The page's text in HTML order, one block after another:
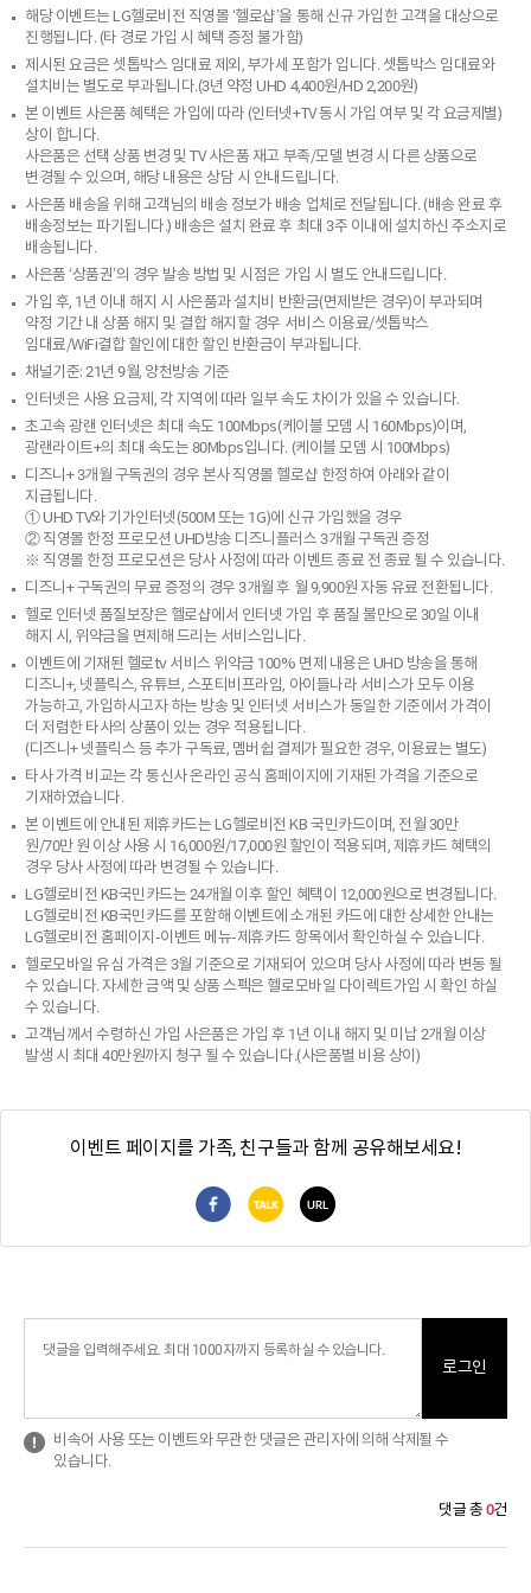
해당 이벤트는 LG헬로비전 직영몰 ‘헬로샵’을 통해 신규 가입한 고객을 대상으로
진행됩니다. (타 경로 가입 시 혜택 증정 불가함)
제시된 요금은 셋톱박스 임대료 제외, 부가세 포함가 입니다. 셋톱박스 임대료와
설치비는 별도로 부과됩니다.(3년 약정 UHD 4,400원/HD 2,200원)
본 이벤트 사은품 혜택은 가입에 따라 (인터넷+TV 동시 가입 여부 및 각 요금제별)
상이 합니다.
사은품은 선택 상품 변경 및 TV 사은품 재고 부족/모델 변경 시 다른 상품으로
변경될 수 있으며, 해당 내용은 상담 시 안내드립니다.
사은품 배송을 위해 고객님의 배송 정보가 배송 업체로 전달됩니다. (배송 완료 후
배송정보는 파기됩니다.) 배송은 설치 완료 후 최대 3주 이내에 설치하신 주소지로
배송됩니다.
사은품 ‘상품권’의 경우 발송 방법 및 시점은 가입 시 별도 안내드립니다.
가입 후, 1년 이내 해지 시 사은품과 설치비 반환금(면제받은 경우)이 부과되며
약정 기간 내 상품 해지 및 결합 해지할 경우 서비스 이용료/셋톱박스
임대료/WiFi결합 할인에 대한 할인 반환금이 부과됩니다.
채널기준: 21년 9월, 양천방송 기준
인터넷은 사용 요금제, 각 지역에 따라 일부 속도 차이가 있을 수 있습니다.
초고속 광랜 인터넷은 최대 속도 100Mbps(케이블 모뎀 시 160Mbps)이며,
광랜라이트+의 최대 속도는 80Mbps입니다. (케이블 모뎀 시 100Mbps)
디즈니+ 3개월 구독권의 경우 본사 직영몰 헬로샵 한정하여 아래와 같이
지급됩니다.
① UHD TV와 기가인터넷(500M 또는 1G)에 신규 가입했을 경우
② 직영몰 한정 프로모션 UHD방송 디즈니플러스 3개월 구독권 증정
※ 직영몰 한정 프로모션은 당사 사정에 따라 이벤트 종료 전 종료 될 수 있습니다.
디즈니+ 구독권의 무료 증정의 경우 3개월 후 월 9,900원 자동 유료 전환됩니다.
헬로 인터넷 품질보장은 헬로샵에서 인터넷 가입 후 품질 불만으로 30일 이내
해지 시, 위약금을 면제해 드리는 서비스입니다.
이벤트에 기재된 헬로tv 서비스 위약금 100% 면제 내용은 UHD 방송을 통해
디즈니+, 넷플릭스, 유튜브, 스포티비프라임, 아이들나라 서비스가 모두 이용
가능하고, 가입하시고자 하는 방송 및 인터넷 서비스가 동일한 기준에서 가격이
더 저렴한 타사의 상품이 있는 경우 적용됩니다.
(디즈니+ 넷플릭스 등 추가 구독료, 멤버쉽 결제가 필요한 경우, 이용료는 별도)
타사 가격 비교는 각 통신사 온라인 공식 홈페이지에 기재된 가격을 기준으로
기재하였습니다.
본 이벤트에 안내된 제휴카드는 LG헬로비전 KB 국민카드이며, 전월 30만
원/70만 원 이상 사용 시 16,000원/17,000원 할인이 적용되며, 제휴카드 혜택의
경우 당사 사정에 따라 변경될 수 있습니다.
LG헬로비전 KB국민카드는 24개월 이후 할인 혜택이 12,000원으로 변경됩니다.
LG헬로비전 KB국민카드를 포함해 이벤트에 소개된 카드에 대한 상세한 안내는
LG헬로비전 홈페이지-이벤트 메뉴-제휴카드 항목에서 확인하실 수 있습니다.
헬로모바일 유심 가격은 3월 기준으로 기재되어 있으며 당사 사정에 따라 변동 될
수 있습니다. 자세한 금액 및 상품 스펙은 헬로모바일 다이렉트가입 시 확인 하실
수 있습니다.
고객님께서 수령하신 가입 사은품은 가입 후 1년 이내 해지 및 미납 2개월 이상
발생 시 최대 40만원까지 청구 될 수 있습니다.(사은품별 비용 상이)
이벤트 페이지를 가족, 친구들과 함께 공유해보세요!
페이스북 공유카카오톡 공유
URL 복사
로그인
비속어 사용 또는 이벤트와 무관한 댓글은 관리자에 의해 삭제될 수
있습니다.
댓글 총 0건